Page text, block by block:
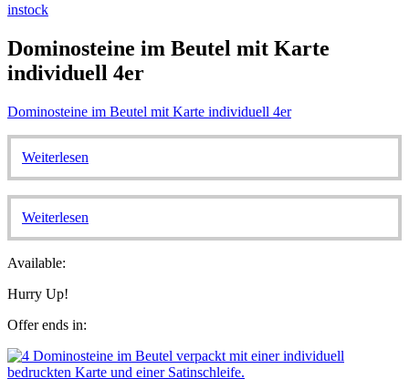
instock
Dominosteine im Beutel mit Karte
individuell 4er
Dominosteine im Beutel mit Karte individuell 4er
Weiterlesen
Weiterlesen
Available:
Hurry Up!
Offer ends in: